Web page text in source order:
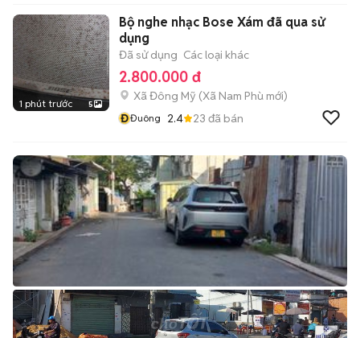
1 phút trước 5
Bộ nghe nhạc Bose Xám đã qua sử
dụng
Đã sử dụng Các loại khác
2.800.000 đ
Xã Đông Mỹ (Xã Nam Phù mới)
ĐĐuông 2.4 23 đã bán